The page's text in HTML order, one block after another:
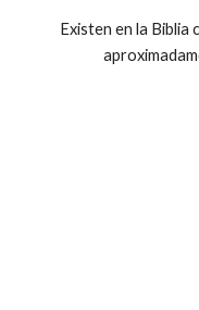
Existen en la Biblia